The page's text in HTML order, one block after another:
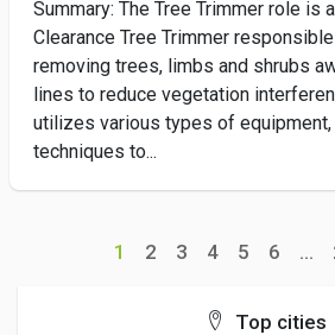
Summary: The Tree Trimmer role is
Clearance Tree Trimmer
removing trees, limbs and shrubs
lines to reduce vegetation
utilizes various types of equipment,
techniques to...
1 2 3 4 5 6 ...
Top cities